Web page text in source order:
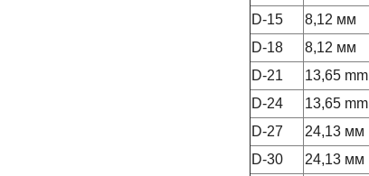
D-15
8,12 мм
D-18
8,12 мм
D-21
13,65 mm
D-24
13,65 mm
D-27
24,13 мм
D-30
24,13 мм